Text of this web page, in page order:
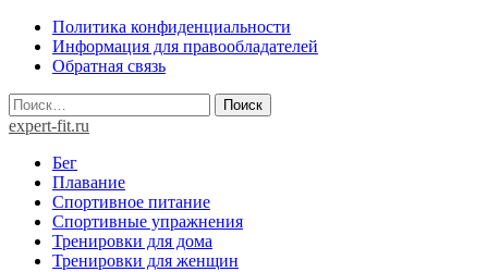
Skip
content
Политика конфиденциальности
Информация для правообладателей
Обратная связь
Найти:
expert-fit.ru
Бег
Плавание
Спортивное питание
Спортивные упражнения
Тренировки для дома
Тренировки для женщин